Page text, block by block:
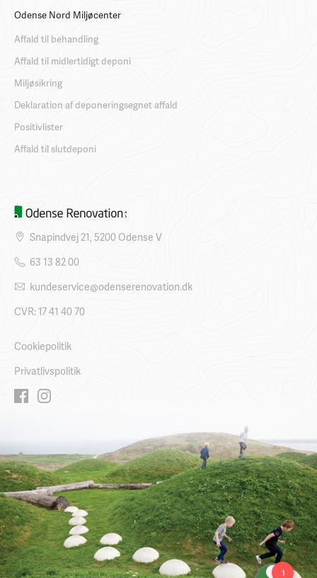
Odense Nord Miljøcenter
Affald til behandling
Affald til midlertidigt deponi
Miljøsikring
Deklaration af deponeringsegnet affald
Positivlister
Affald til slutdeponi
Snapindvej 21, 5200 Odense V
63 13 82 00
kundeservice@odenserenovation.dk
CVR: 17 41 40 70
Cookiepolitik
Privatlivspolitik